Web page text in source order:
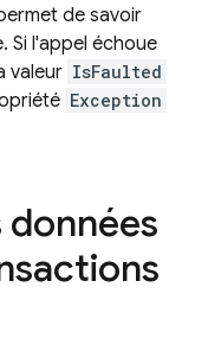
de savoir
Si l'appel échoue
valeur IsFaulted
Exception